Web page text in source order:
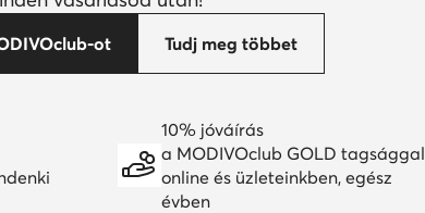
ot Tudj meg többet
10% jóváírás
a MODIVOclub GOLD tagsággal
online és üzleteinkben, egész
évben